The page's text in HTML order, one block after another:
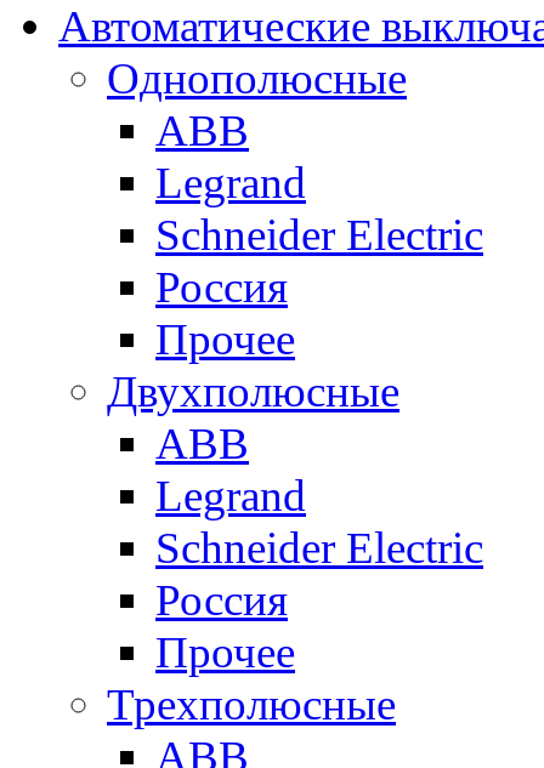
Автоматические
Однополюсные
ABB
Legrand
Schneider Electric
Россия
Прочее
Двухполюсные
ABB
Legrand
Schneider Electric
Россия
Прочее
Трехполюсные
ABB